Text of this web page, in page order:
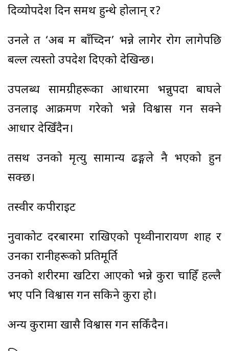
दिव्योपदेश दिन समर्थ हुन्थे होलान् र?
उनले त ‘अब म बाँच्दिन’ भन्ने लागेर रोग लागेपछि
बल्ल त्यस्तो उपदेश दिएको देखिन्छ।
उपलब्ध सामग्रीहरूका आधारमा भन्नुपर्दा बाघले
उनलाई आक्रमण गरेको भन्ने विश्वास गर्न सक्ने
आधार देखिँदैन।
तसर्थ उनको मृत्यु सामान्य ढङ्गले नै भएको हुन
सक्छ।
तस्वीर कपीराइट
नुवाकोट दरबारमा राखिएको पृथ्वीनारायण शाह र
उनका रानीहरूको प्रतिमूर्ति
उनको शरीरमा खटिरा आएको भन्ने कुरा चाहिँ हल्लै
भए पनि विश्वास गर्न सकिने कुरा हो।
अन्य कुरामा खासै विश्वास गर्न सकिँदैन।